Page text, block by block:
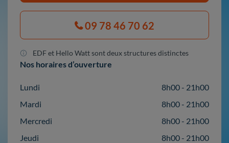
09 78 46 70 62
EDF et Hello Watt sont deux structures distinctes
Nos horaires d’ouverture
Lundi
8h00 - 21h00
Mardi
8h00 - 21h00
Mercredi
8h00 - 21h00
Jeudi
8h00 - 21h00